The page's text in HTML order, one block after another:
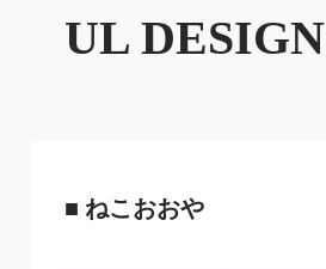
UL DESIGN
■ ねこおおや